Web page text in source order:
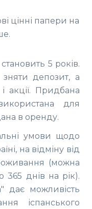
цінні папери на
5 років.
депозит, а
акції. Придбана
для
в оренду.
умови щодо
на відміну від
(можна
365 днів на рік).
дає можливість
іспанського